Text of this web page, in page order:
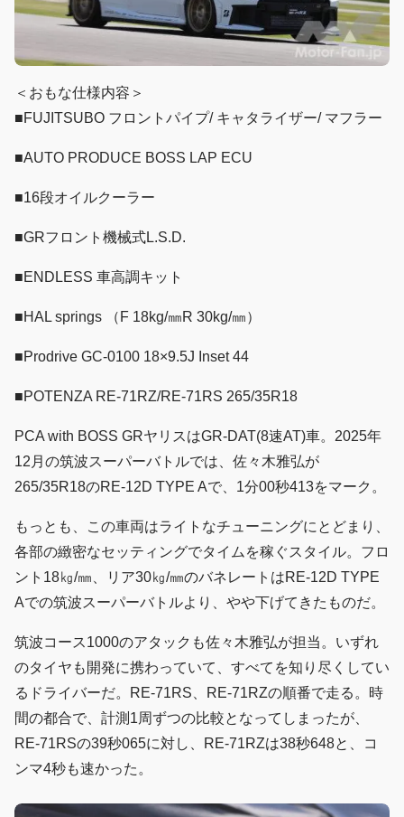
＜おもな仕様内容＞
■FUJITSUBO フロントパイプ/ キャタライザー/ マフラー
■AUTO PRODUCE BOSS LAP ECU
■16段オイルクーラー
■GRフロント機械式L.S.D.
■ENDLESS 車高調キット
■HAL springs （F 18kg/㎜R 30kg/㎜）
■Prodrive GC-0100 18×9.5J Inset 44
■POTENZA RE-71RZ/RE-71RS 265/35R18
PCA with BOSS GRヤリスはGR-DAT(8速AT)車。2025年
12月の筑波スーパーバトルでは、佐々木雅弘が
265/35R18のRE-12D TYPE Aで、1分00秒413をマーク。
もっとも、この車両はライトなチューニングにとどまり、
各部の緻密なセッティングでタイムを稼ぐスタイル。フロ
ント18㎏/㎜、リア30㎏/㎜のバネレートはRE-12D TYPE
Aでの筑波スーパーバトルより、やや下げてきたものだ。
筑波コース1000のアタックも佐々木雅弘が担当。いずれ
のタイヤも開発に携わっていて、すべてを知り尽くしてい
るドライバーだ。RE-71RS、RE-71RZの順番で走る。時
間の都合で、計測1周ずつの比較となってしまったが、
RE-71RSの39秒065に対し、RE-71RZは38秒648と、コ
ンマ4秒も速かった。